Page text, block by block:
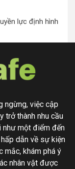
lực định hình
ngừng, việc cập
trở thành nhu cầu
như một điểm đến
dẫn về sự kiện
mắc, khám phá ý
nhân vật được